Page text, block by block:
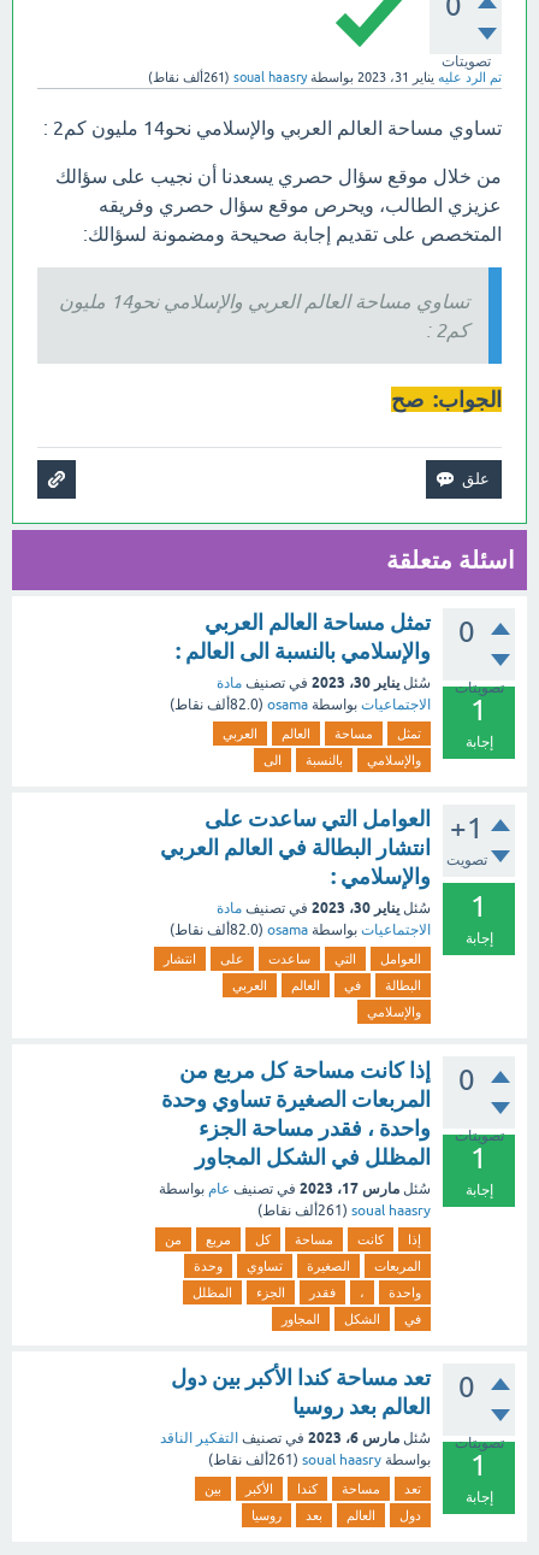
تصويتات
تم الرد عليه يناير 31، 2023 بواسطةsoual haasry
(261ألف نقاط)
تساوي مساحة العالم العربي والإسلامي نحو14 مليون كم2 :
من خلال موقع سؤال حصري يسعدنا أن نجيب على سؤالك
عزيزي الطالب، ويحرص موقع سؤال حصري وفريقه
المتخصص على تقديم إجابة صحيحة ومضمونة لسؤالك:
تساوي مساحة العالم العربي والإسلامي نحو14 مليون
كم2 :
الجواب: صح
اسئلة متعلقة
0
تصويتات
1
إجابة
تمثل مساحة العالم العربي
والإسلامي بالنسبة الى العالم :
سُئل يناير 30، 2023 في تصنيف مادة
الاجتماعيات بواسطة osama
(82.0ألف نقاط)
تمثل مساحة العالم
العربي
والإسلامي
بالنسبة الى
+1
تصويت
1
إجابة
العوامل التي ساعدت على
انتشار البطالة في العالم العربي
والإسلامي :
سُئل يناير 30، 2023 في تصنيف مادة
الاجتماعيات بواسطة osama
(82.0ألف نقاط)
العوامل التي ساعدت على
انتشار
البطالة
في العالم
العربي
والإسلامي
0
تصويتات
1
إجابة
إذا كانت مساحة كل مربع من
المربعات الصغيرة تساوي وحدة
واحدة ، فقدر مساحة الجزء
المظلل في الشكل المجاور
سُئل مارس 17، 2023 في تصنيف عام بواسطة
soual haasry
( 261ألف نقاط)
إذا كانت مساحة كل مربع
من
المربعات
الصغيرة تساوي
وحدة
واحدة
، فقدر الجزء
المظلل
في
الشكل المجاور
0
تصويتات
1
إجابة
تعد مساحة كندا الأكبر بين دول
العالم بعد روسيا
سُئل مارس 6، 2023 في تصنيف التفكير الناقد
بواسطة soual haasry
( 261ألف نقاط)
تعد مساحة كندا الأكبر
بين
دول
العالم بعد روسيا